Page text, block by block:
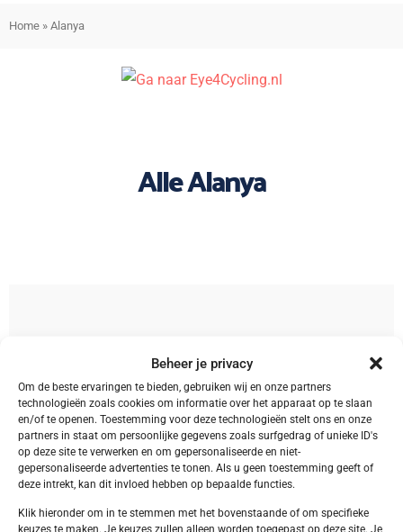
Beheer je privacy
Om de beste ervaringen te bieden, gebruiken wij en onze partners
technologieën zoals cookies om informatie over het apparaat op te slaan
en/of te openen. Toestemming voor deze technologieën stelt ons en onze
partners in staat om persoonlijke gegevens zoals surfgedrag of unieke ID's
op deze site te verwerken en om gepersonaliseerde en niet-
gepersonaliseerde advertenties te tonen. Als u geen toestemming geeft of
deze intrekt, kan dit invloed hebben op bepaalde functies.
Klik hieronder om in te stemmen met het bovenstaande of om specifieke
keuzes te maken. Je keuzes zullen alleen worden toegepast op deze site. Je
Home » Alanya
Alle Alanya